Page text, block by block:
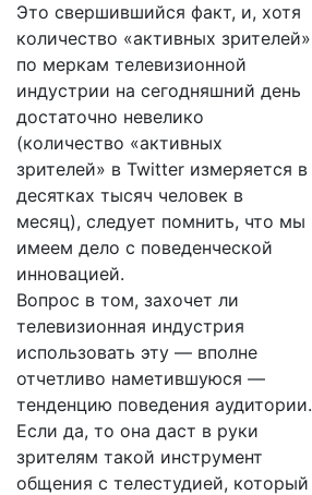
Это свершившийся факт, и, хотя
количество «активных зрителей»
по меркам телевизионной
индустрии на сегодняшний день
достаточно невелико
(количество «активных
зрителей» в Twitter измеряется в
десятках тысяч человек в
месяц), следует помнить, что мы
имеем дело с поведенческой
инновацией.
Вопрос в том, захочет ли
телевизионная индустрия
использовать эту — вполне
отчетливо наметившуюся —
тенденцию поведения аудитории.
Если да, то она даст в руки
зрителям такой инструмент
общения с телестудией, который